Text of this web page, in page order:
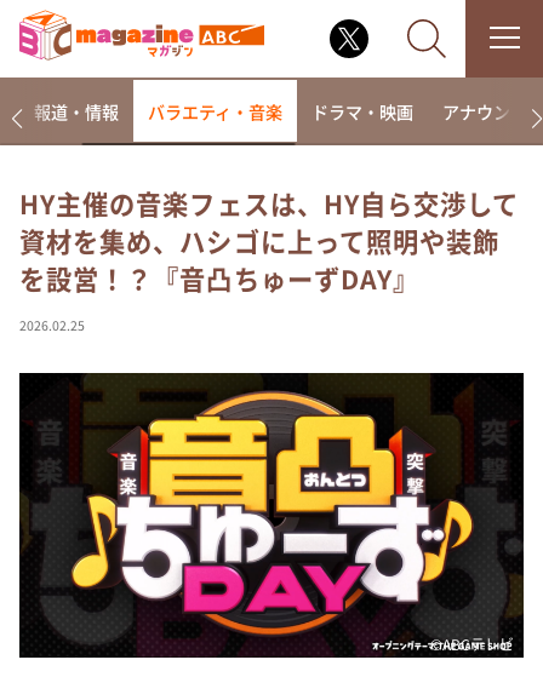
なるみ・岡村の過ぎるTV
相席食堂
これ余談なんですけど・・・
て真剣です
探偵！ナイトスクープ
news おかえり
河合＆A.B.C-Z塚田×福井アナ「なんでやねん！？」
（news おかえり）
DAIGOも台所 ～きょうの献立 何にする？～
本日はダイアンなり！シーズン２
朝だ！生です旅サラダ
報道・情報 バラエティ・音楽 ドラマ・映画 アナウンサー
HY主催の音楽フェスは、HY自ら交渉して
資材を集め、ハシゴに上って照明や装飾
を設営！？『音凸ちゅーずDAY』
2026.02.25
©ABCテレビ